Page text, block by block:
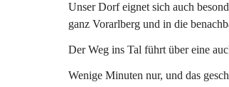
Unser Dorf eignet sich auch
ganz Vorarlberg und in die
Der Weg ins Tal führt über eine
Wenige Minuten nur, und das